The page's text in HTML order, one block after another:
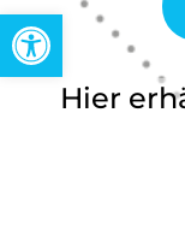
Werkzeugleiste öffnen
Hier